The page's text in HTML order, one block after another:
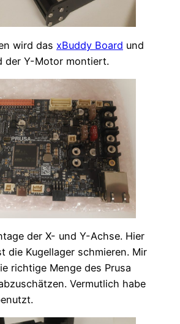
wird das xBuddy Board und
der Y-Motor montiert.
der X- und Y-Achse. Hier
die Kugellager schmieren. Mir
richtige Menge des Prusa
Vermutlich habe